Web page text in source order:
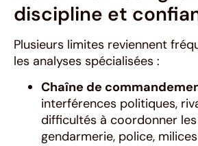
discipline et
Plusieurs limites reviennent
les analyses spécialisées :
Chaîne de
interférences politiques,
difficultés à coordonner
gendarmerie, police,